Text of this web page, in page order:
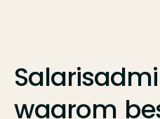
waarom